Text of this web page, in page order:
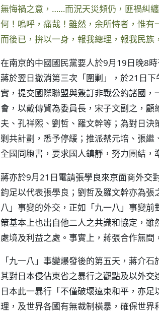
無悔禍之意，……而況天災頻仍，匪禍糾
何！嗚呼，痛哉！雖然，余所恃者，惟
而後已，拚以一身，報我總理，報我民族
在南京的中國國民黨要人於9月19日晚8
蔣於翌日撤消第三次「圍剿」，於21日
實，提交國際聯盟與簽訂非戰公約諸國
會，以戴傳賢為委員長，宋子文副之，
夫、孔祥熙、劉哲、羅文幹等；為對日
剿共計劃，悉予停緩；推派蔡元培、張
全國同胞書，要求國人鎮靜，努力團結，
蔣亦於9月21日電請張學良來京面商外交
鈞足以代表張學良；劉哲及羅文幹亦為
八」事變的外交，正如「九一八」事變
策基本上也出自他二人之共識和協定，
處境及利益之處。事實上，蔣張合作無
「九一八」事變爆發後的第五天，蔣介
其對日本侵佔東省之暴行之觀點及以外
日本此一暴行「不僅破壞遠東和平，亦
理，及世界各國有無裁制橫暴，確保世界